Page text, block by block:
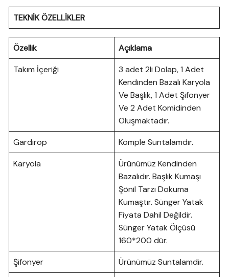
TEKNİK ÖZELLİKLER
Özellik
Açıklama
Takım İçeriği
3 adet 2li Dolap, 1 Adet
Kendinden Bazalı Karyola
Ve Başlık, 1 Adet Şifonyer
Ve 2 Adet Komidinden
Oluşmaktadır.
Gardırop
Komple Suntalamdir.
Karyola
Ürünümüz Kendinden
Bazalıdır. Başlık Kumaşı
Şönil Tarzı Dokuma
Kumaştır. Sünger Yatak
Fiyata Dahil Değildir.
Sünger Yatak Ölçüsü
160*200 dür.
Şifonyer
Ürünümüz Suntalamdir.